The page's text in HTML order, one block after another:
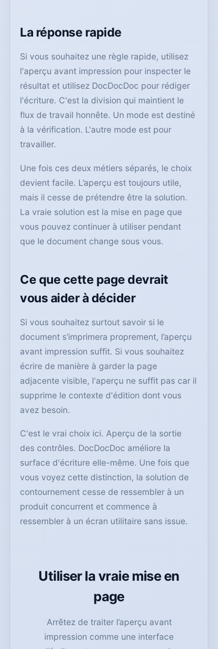
La réponse rapide
Si vous souhaitez une règle rapide, utilisez
l'aperçu avant impression pour inspecter le
résultat et utilisez DocDocDoc pour rédiger
l'écriture. C'est la division qui maintient le
flux de travail honnête. Un mode est destiné
à la vérification. L'autre mode est pour
travailler.
Une fois ces deux métiers séparés, le choix
devient facile. L’aperçu est toujours utile,
mais il cesse de prétendre être la solution.
La vraie solution est la mise en page que
vous pouvez continuer à utiliser pendant
que le document change sous vous.
Ce que cette page devrait
vous aider à décider
Si vous souhaitez surtout savoir si le
document s’imprimera proprement, l’aperçu
avant impression suffit. Si vous souhaitez
écrire de manière à garder la page
adjacente visible, l'aperçu ne suffit pas car il
supprime le contexte d'édition dont vous
avez besoin.
C'est le vrai choix ici. Aperçu de la sortie
des contrôles. DocDocDoc améliore la
surface d'écriture elle-même. Une fois que
vous voyez cette distinction, la solution de
contournement cesse de ressembler à un
produit concurrent et commence à
ressembler à un écran utilitaire sans issue.
Utiliser la vraie mise en
page
Arrêtez de traiter l’aperçu avant
impression comme une interface